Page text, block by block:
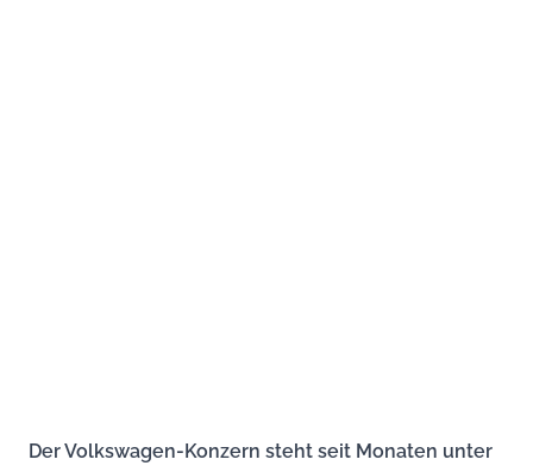
Der Volkswagen-Konzern steht seit Monaten unter